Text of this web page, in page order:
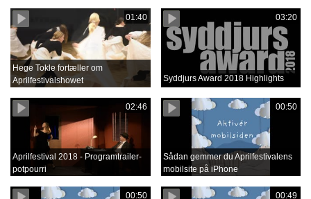
01:40
Hege Tokle fortæller om
Aprilfestivalshowet
03:20
Syddjurs Award 2018 Highlights
02:46
Aprilfestival 2018 - Programtrailer-
potpourri
00:50
Sådan gemmer du Aprilfestivalens
mobilsite på iPhone
00:50 00:49